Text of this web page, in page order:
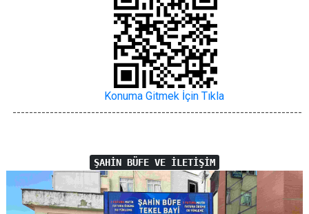
Konuma Gitmek İçin Tıkla
----------------------------------------------------------------------
ŞAHİN BÜFE VE İLETİŞİM